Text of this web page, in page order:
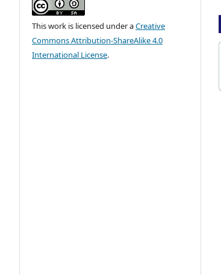
This work is licensed under aCreative
Commons Attribution-ShareAlike 4.0
International License.